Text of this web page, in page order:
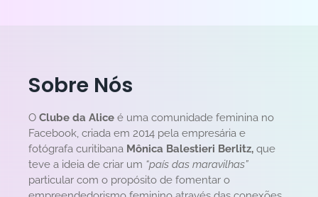
Sobre Nós
O Clube da Alice é uma comunidade feminina no
Facebook, criada em 2014 pela empresária e
fotógrafa curitibana Mônica Balestieri Berlitz, que
teve a ideia de criar um “país das maravilhas”
particular com o propósito de fomentar o